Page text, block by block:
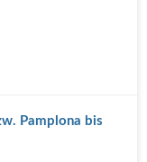
Pamplona bis